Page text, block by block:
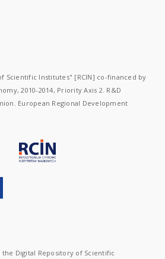
Scientific Institutes" [RCIN] co-financed by
2010-2014, Priority Axis 2. R&D
European Regional Development
Digital Repository of Scientific